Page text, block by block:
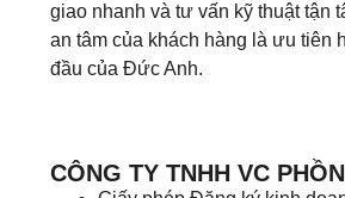
giao nhanh và tư vấn kỹ thuật tận
an tâm của khách hàng là ưu tiên
đầu của Đức Anh.
CÔNG TY TNHH VC